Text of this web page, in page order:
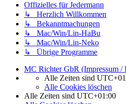
Offizielles für Jedermann
↳ Herzlich Willkommen
↳ Bekanntmachungen
↳ Mac/Win/Lin-HaBu
↳ Mac/Win/Lin-Neko
↳ Übrige Programme
MC Richter GbR (Impressum /
Alle Zeiten sind
Alle Cookies löschen
Alle Zeiten sind UTC+01:00